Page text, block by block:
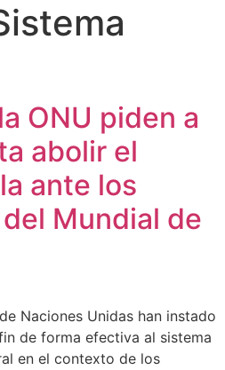
ONU piden a
abolir el
ante los
Mundial de
Naciones Unidas han instado
de forma efectiva al sistema
en el contexto de los